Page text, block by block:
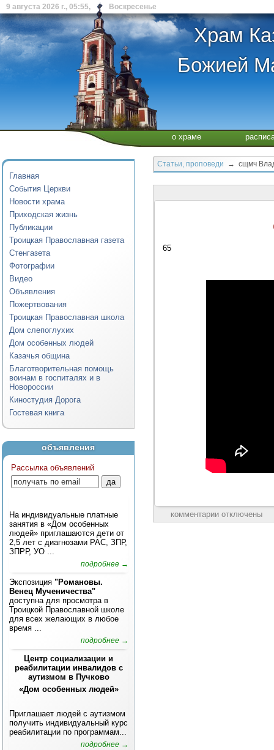
9 августа 2026 г., 05:55, Воскресенье
Храм
Божией
о храме
Главная
События Церкви
Новости храма
Приходская жизнь
Публикации
Троицкая Православная газета
Стенгазета
Фотографии
Видео
Объявления
Пожертвования
Троицкая Православная школа
Дом слепоглухих
Дом особенных людей
Казачья община
Благотворительная помощь
воинам в госпиталях и в
Новороссии
Киностудия Дорога
Гостевая книга
объявления
Рассылка объявлений
На индивидуальные платные
занятия в «Дом особенных
людей» приглашаются дети от
2,5 лет с диагнозами РАС, ЗПР,
ЗПРР, УО ...
подробнее →
Экспозиция "Романовы.
Венец Мученичества"
доступна для просмотра в
Троицкой Православной школе
для всех желающих в любое
время ...
подробнее →
Центр социализации и
реабилитации инвалидов с
аутизмом в Пучково
«Дом особенных людей»
Приглашает людей с аутизмом
получить индивидуальный курс
реабилитации по программам...
подробнее →
Статьи, проповеди → сщмч
65
комментарии отключены